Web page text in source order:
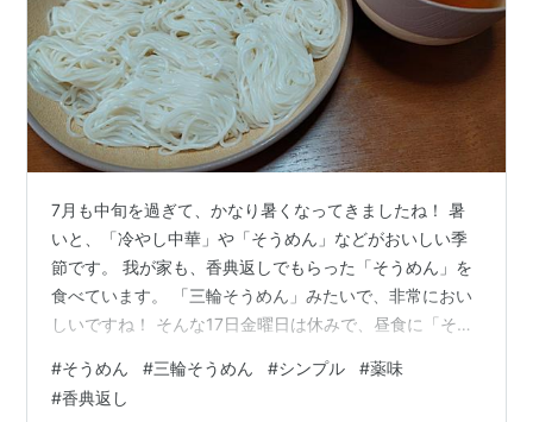
7月も中旬を過ぎて、かなり暑くなってきましたね！ 暑
いと、「冷やし中華」や「そうめん」などがおいしい季
節です。 我が家も、香典返しでもらった「そうめん」を
食べています。 「三輪そうめん」みたいで、非常におい
しいですね！ そんな17日金曜日は休みで、昼食に「そう
薬味のネギを入れて食べました。 これで１人前ぐらいか
な？ のど越しが良くて、あっという間に完食で、残って
#そうめん #三輪そうめん #シンプル #薬味
#香典返し